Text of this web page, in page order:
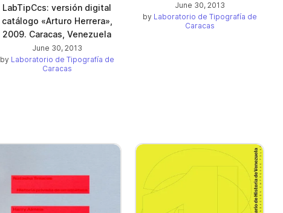
LabTipCcs: versión digital
catálogo «Arturo Herrera»,
2009. Caracas, Venezuela
June 30, 2013
by Laboratorio de Tipografía de
Caracas
June 30, 2013
by Laboratorio de Tipografía de
Caracas